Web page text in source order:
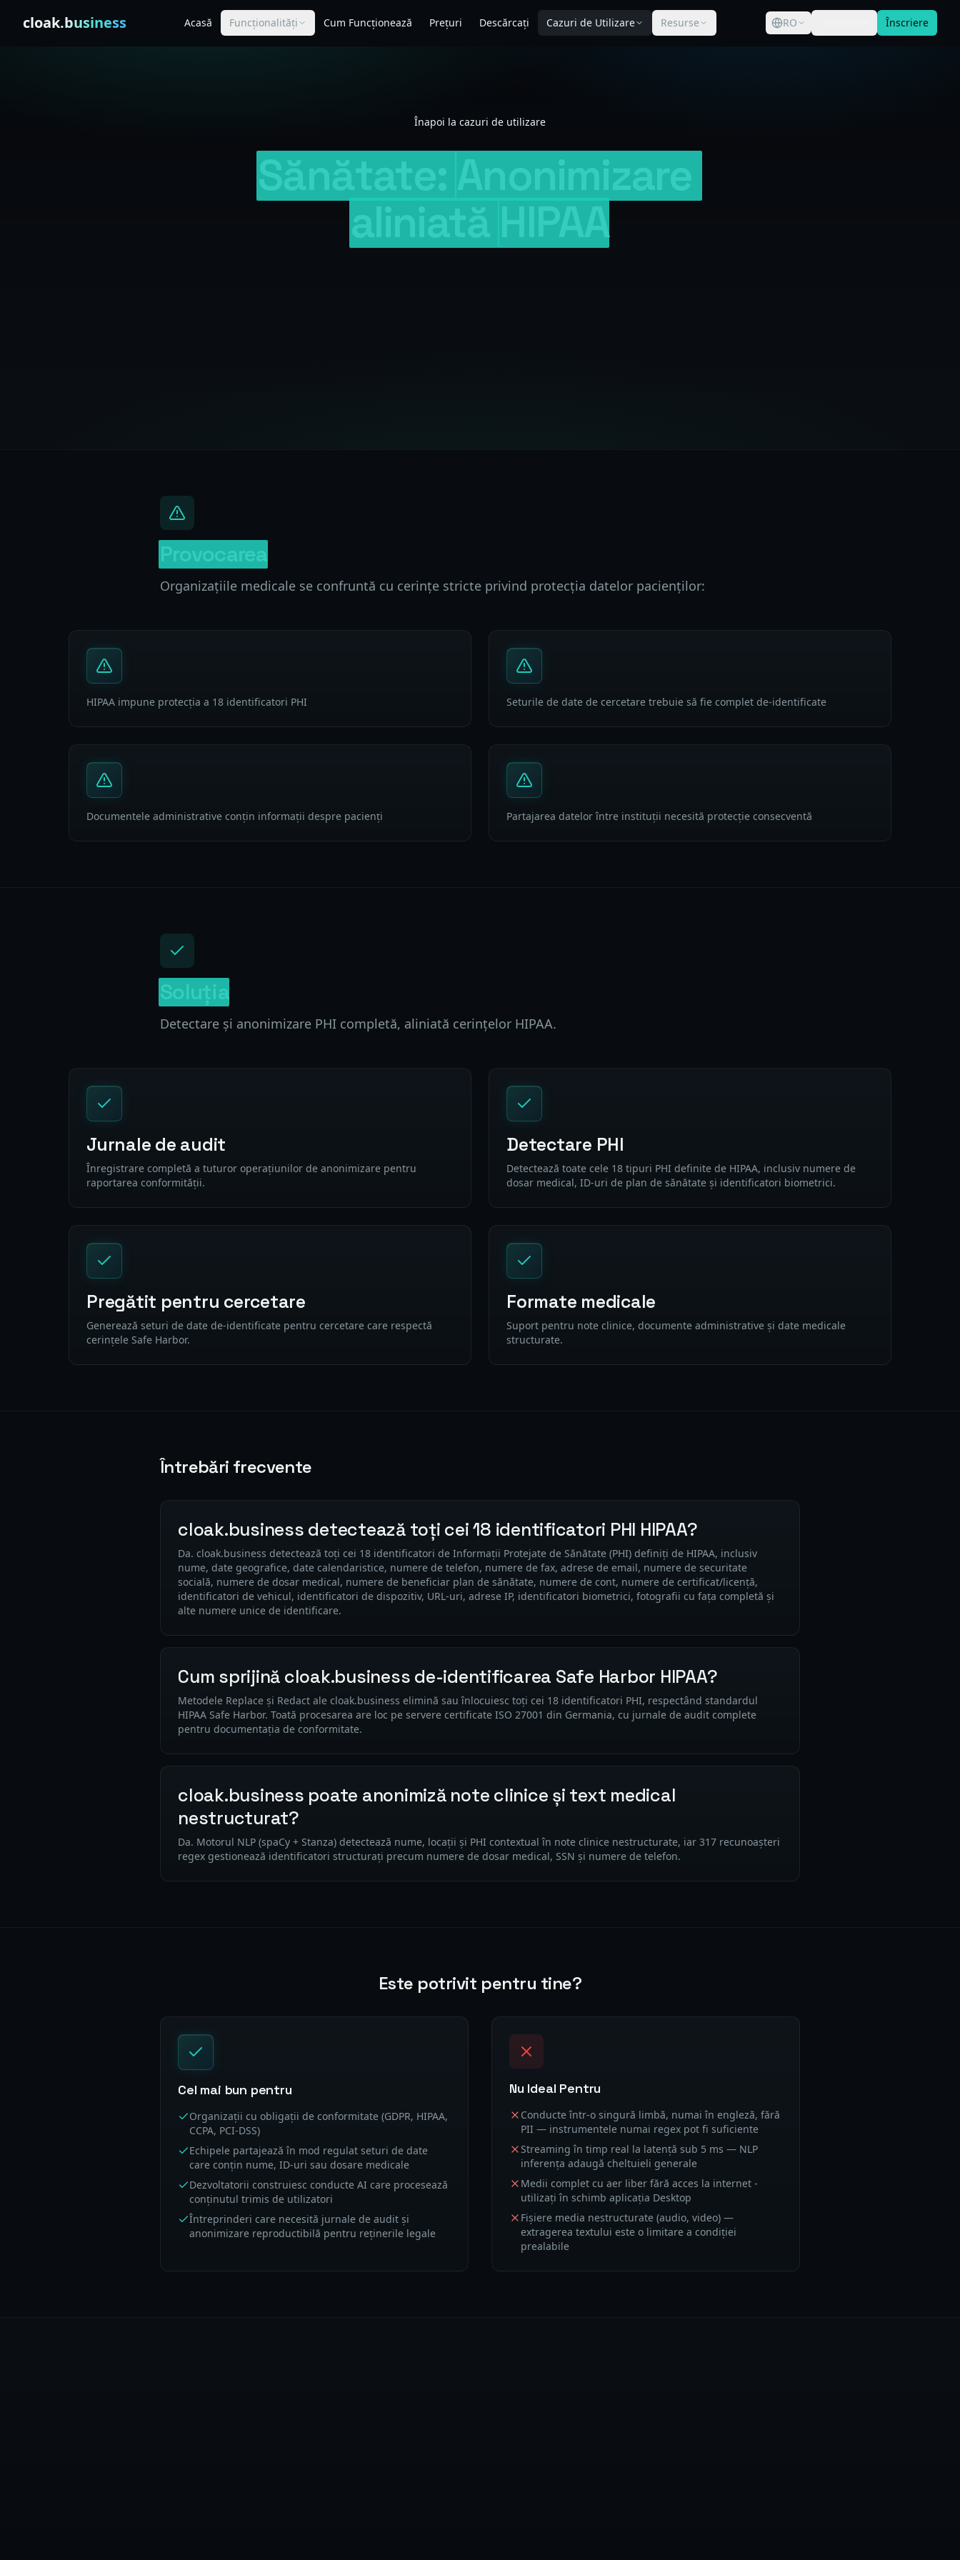
cloak.business Acasă Funcționalități Cum Funcționează Prețuri Descărcați Cazuri de Utilizare Resurse RO Înscriere
Înapoi la cazuri de utilizare
HIPAA
Organizațiile medicale se confruntă cu cerințe stricte privind protecția datelor pacienților:
HIPAA impune protecția a 18 identificatori PHI Seturile de date de cercetare trebuie să fie complet de-identificate
Documentele administrative conțin informații despre pacienți Partajarea datelor între instituții necesită protecție consecventă
Detectare și anonimizare PHI completă, aliniată cerințelor HIPAA.
Jurnale de audit
Înregistrare completă a tuturor operațiunilor de anonimizare pentru
raportarea conformității.
Detectare PHI
Detectează toate cele 18 tipuri PHI definite de HIPAA, inclusiv numere de
dosar medical, ID-uri de plan de sănătate și identificatori biometrici.
Pregătit pentru cercetare
Generează seturi de date de-identificate pentru cercetare care respectă
cerințele Safe Harbor.
Formate medicale
Suport pentru note clinice, documente administrative și date medicale
structurate.
Întrebări frecvente
cloak.business detectează toți cei 18 identificatori PHI HIPAA?
Da. cloak.business detectează toți cei 18 identificatori de Informații Protejate de Sănătate (PHI) definiți de HIPAA, inclusiv
nume, date geografice, date calendaristice, numere de telefon, numere de fax, adrese de email, numere de securitate
socială, numere de dosar medical, numere de beneficiar plan de sănătate, numere de cont, numere de certificat/licență,
identificatori de vehicul, identificatori de dispozitiv, URL-uri, adrese IP, identificatori biometrici, fotografii cu fața completă și
alte numere unice de identificare.
Cum sprijină cloak.business de-identificarea Safe Harbor HIPAA?
Metodele Replace și Redact ale cloak.business elimină sau înlocuiesc toți cei 18 identificatori PHI, respectând standardul
HIPAA Safe Harbor. Toată procesarea are loc pe servere certificate ISO 27001 din Germania, cu jurnale de audit complete
pentru documentația de conformitate.
cloak.business poate anonimiză note clinice și text medical
nestructurat?
Da. Motorul NLP (spaCy + Stanza) detectează nume, locații și PHI contextual în note clinice nestructurate, iar 317 recunoașteri
regex gestionează identificatori structurați precum numere de dosar medical, SSN și numere de telefon.
Este potrivit pentru tine?
Cel mai bun pentru
Organizații cu obligații de conformitate (GDPR, HIPAA,
CCPA, PCI-DSS)
Echipele partajează în mod regulat seturi de date
care conțin nume, ID-uri sau dosare medicale
Dezvoltatorii construiesc conducte AI care procesează
conținutul trimis de utilizatori
Întreprinderi care necesită jurnale de audit și
anonimizare reproductibilă pentru reținerile legale
Nu Ideal Pentru
Conducte într-o singură limbă, numai în engleză, fără
PII — instrumentele numai regex pot fi suficiente
Streaming în timp real la latență sub 5 ms — NLP
inferența adaugă cheltuieli generale
Medii complet cu aer liber fără acces la internet -
utilizați în schimb aplicația Desktop
Fișiere media nestructurate (audio, video) —
extragerea textului este o limitare a condiției
prealabile